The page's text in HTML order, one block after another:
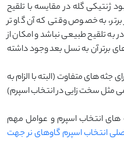
ژنتیکی گله در مقایسه با تلقیح
به خصوص وقتی که آن گاو تر
تلقیح طبیعی نباشد و امکان از
برتر آن به نسل بعد وجود داشته
های متفاوت (البته با الزام به
مثل سخت زایی در انتخاب اسپرم)
های انتخاب اسپرم و عوامل مهم
انتخاب اسپرم گاوهای نر جهت